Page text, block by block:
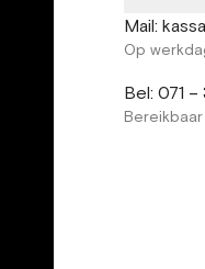
Mail:
Op
Bel: 071